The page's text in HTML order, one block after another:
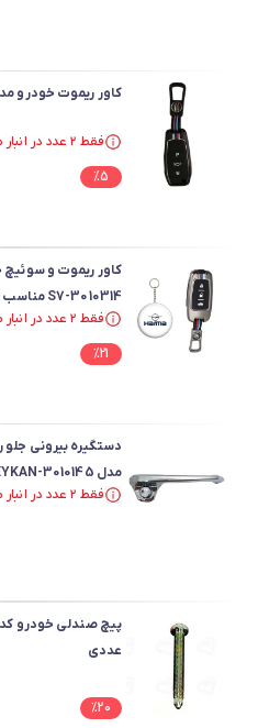
کاور ریموت خودرو مدل 454 فلزی مناسب برای
فقط ۲ عدد در انبار موجود است.
%5
S7-3010314 مناسب برای هایما S7 به همراه جاسوئیچی
فقط ۲ عدد در انبار موجود است.
%21
دستگیره بیرونی
مدل DAS-PEYKAN-3010145 مناسب برای پیکان وانت
فقط ۲ عدد در انبار موجود است.
عددی
%20